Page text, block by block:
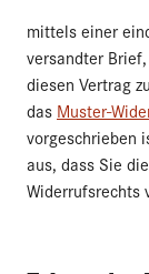
mittels einer
versandter
diesen Vertrag
das Muster-
vorgeschrieben
aus, dass Sie
Widerrufsrechts